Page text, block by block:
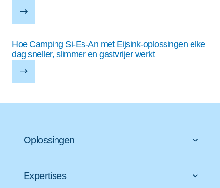
Hoe Camping Si-Es-An met Eijsink-oplossingen elke
dag sneller, slimmer en gastvrijer werkt
Oplossingen
Expertises